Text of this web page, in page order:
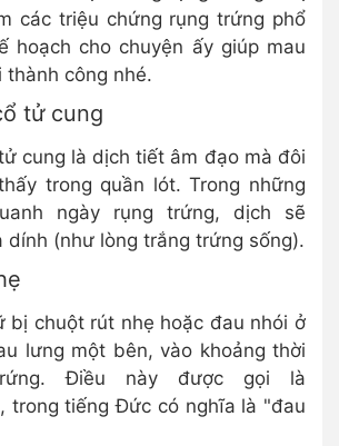
các triệu chứng rụng trứng phổ
hoạch cho chuyện ấy giúp mau
thành công nhé.
tử cung
cung là dịch tiết âm đạo mà đôi
trong quần lót. Trong những
ngày rụng trứng, dịch sẽ
dính (như lòng trắng trứng sống).
bị chuột rút nhẹ hoặc đau nhói ở
lưng một bên, vào khoảng thời
Điều này được gọi là
trong tiếng Đức có nghĩa là "đau